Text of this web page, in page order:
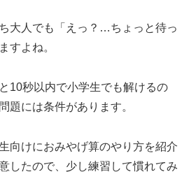
大人でも「えっ？…ちょっと待っ
すよね。
10秒以内で小学生でも解けるの
題には条件があります。
向けにおみやげ算のやり方を紹介
したので、少し練習して慣れてみ